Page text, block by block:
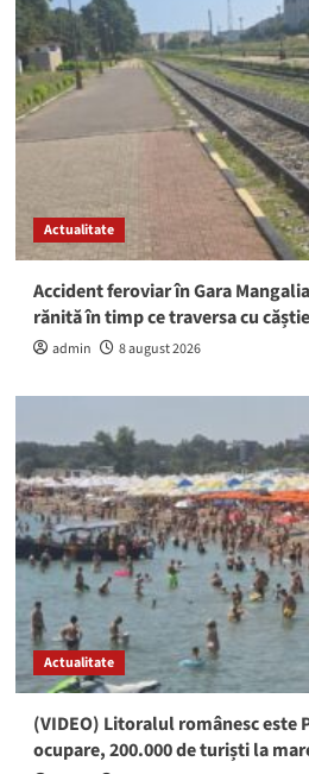
Actualitate
Accident feroviar în Gara
rănită în timp ce traversa cu
admin 8 august 2026
Actualitate
(VIDEO) Litoralul românesc este
ocupare, 200.000 de turiști la